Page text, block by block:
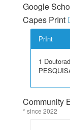
Google
Capes PrInt
PrInt
1
Community
* since 2022